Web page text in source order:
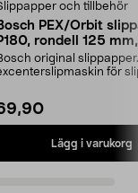
och tillbehör
PEX/Orbit
rondell 125
original
för
Lägg i varukorg